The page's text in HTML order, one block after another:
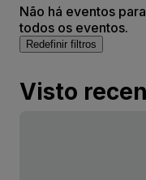
Não há eventos
todos os eventos.
Redefinir filtros
Visto